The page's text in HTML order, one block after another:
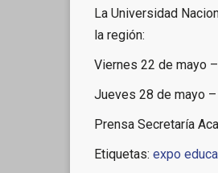
La Universidad
la región:
Viernes 22 de mayo
Jueves 28 de mayo
Prensa Secretaría
Etiquetas: expo